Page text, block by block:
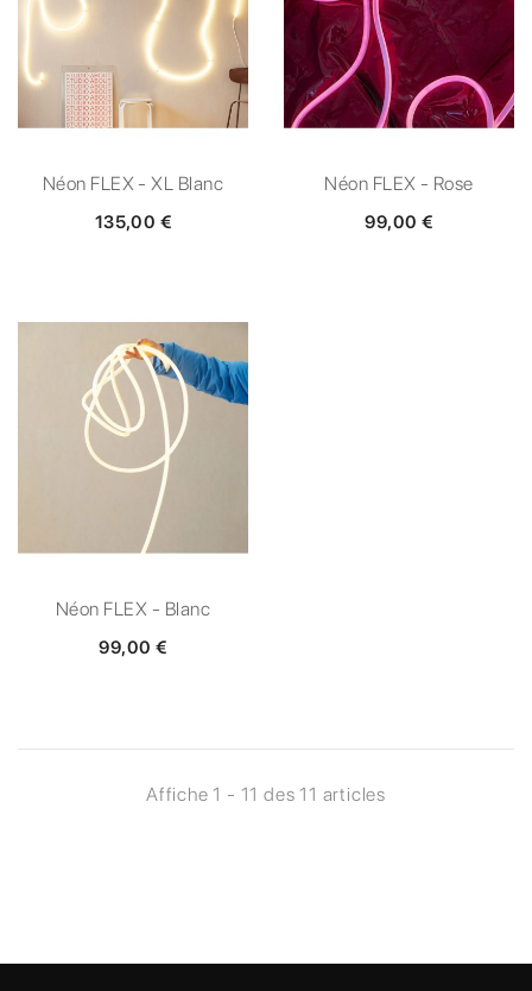
Néon FLEX - XL Blanc
135,00 €
Néon FLEX - Rose
99,00 €
Néon FLEX - Blanc
99,00 €
Affiche 1 - 11 des 11 articles